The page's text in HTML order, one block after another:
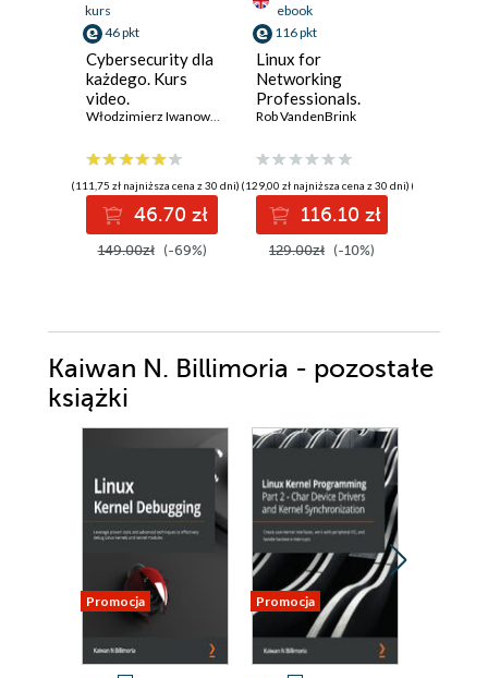
kurs
46 pkt
Cybersecurity dla
każdego. Kurs
video.
Bezpieczeństwo i
danych, sieci i
urządzeń
Włodzimierz Iwanowski
(111,75 zł najniższa cena z 30 dni)
46.70 zł
149.00zł (-69%)
ebook
116 pkt
Linux for
Networking
Professionals.
Strengthen your
security efforts
with Linux -
Second Edition
Rob VandenBrink
(129,00 zł najniższa cena z 30 dni)
116.10 zł
129.00zł (-10%)
(100,08 zł
Kaiwan N. Billimoria - pozostałe
książki
Promocja Promocja